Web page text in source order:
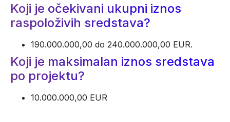
Koji je očekivani ukupni iznos
raspoloživih sredstava?
190.000.000,00 do 240.000.000,00 EUR.
Koji je maksimalan iznos sredstava
po projektu?
10.000.000,00 EUR